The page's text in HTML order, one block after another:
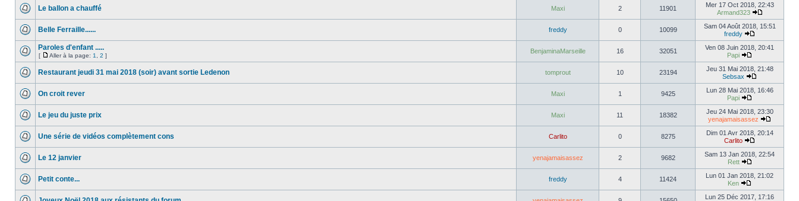
Le ballon a chauffé Maxi 2 11901
Mer 17 Oct 2018, 22:43
Armand323
Belle Ferraille...... freddy 0 10099
Sam 04 Août 2018, 15:51
freddy
Paroles d'enfant .....
[ Aller à la page: 1 2 ]
BenjaminaMarseille 16 32051
Ven 08 Juin 2018, 20:41
Papi
Restaurant jeudi 31 mai 2018 (soir) avant sortie Ledenon tomprout 10 23194
Jeu 31 Mai 2018, 21:48
Sebsax
On croit rever Maxi 1 9425
Lun 28 Mai 2018, 16:46
Papi
Le jeu du juste prix Maxi 11 18382
Jeu 24 Mai 2018, 23:30
yenajamaisassez
Une série de vidéos complètement cons Carlito 0 8275
Dim 01 Avr 2018, 20:14
Carlito
Le 12 janvier yenajamaisassez 2 9682
Sam 13 Jan 2018, 22:54
Rett
Petit conte... freddy 4 11424
Lun 01 Jan 2018, 21:02
Ken
Lun 25 Déc 2017, 17:16